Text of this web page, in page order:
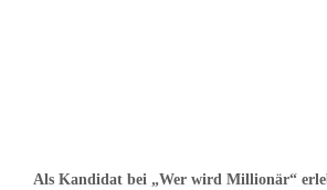
Als Kandidat bei „Wer wird Millionär“